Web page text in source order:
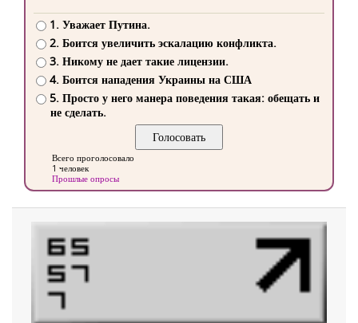
1. Уважает Путина.
2. Боится увеличить эскалацию конфликта.
3. Никому не дает такие лицензии.
4. Боится нападения Украины на США
5. Просто у него манера поведения такая: обещать и
не сделать.
Всего проголосовало
1 человек
Прошлые опросы